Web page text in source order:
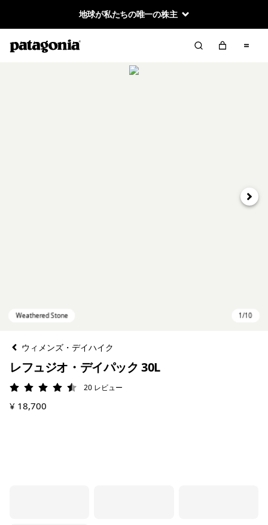
地球が私たちの唯一の株主
次へ
ウィメンズ・デイハイク
レフュジオ・デイパック 30L
評価: 4.5 / 5
20 レビュー
¥ 18,700